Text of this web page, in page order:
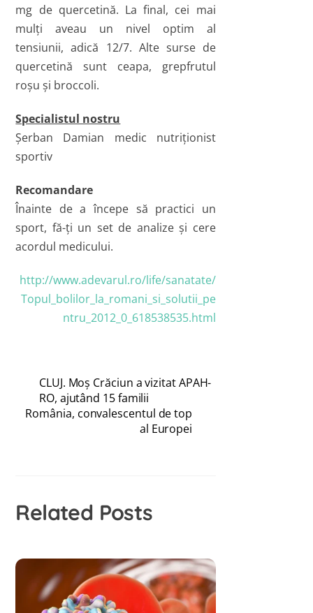
mg de quercetină. La final, cei mai
mulţi aveau un nivel optim al
tensiunii, adică 12/7. Alte surse de
quercetină sunt ceapa, grepfrutul
roşu şi broccoli.
Specialistul nostru
Şerban Damian medic nutriţionist
sportiv
Recomandare
Înainte de a începe să practici un
sport, fă-ţi un set de analize şi cere
acordul medicului.
http://www.adevarul.ro/life/sanatate/
Topul_bolilor_la_romani_si_solutii_pe
ntru_2012_0_618538535.html
CLUJ. Moș Crăciun a vizitat APAH-
RO, ajutând 15 familii
România, convalescentul de top
al Europei
Related Posts